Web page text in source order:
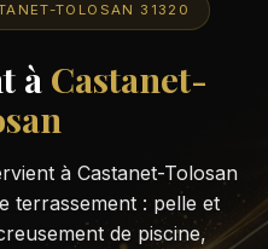
TOLOSAN 31320
à Castanet-
à Castanet-Tolosan
terrassement : pelle et
de piscine,